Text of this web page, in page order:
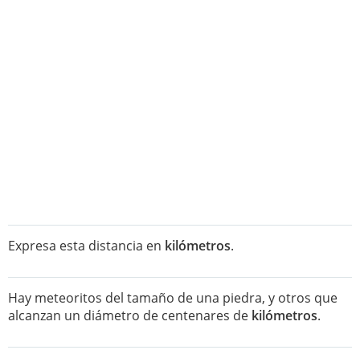
Expresa esta distancia en kilómetros.
Hay meteoritos del tamaño de una piedra, y otros que
alcanzan un diámetro de centenares de kilómetros.